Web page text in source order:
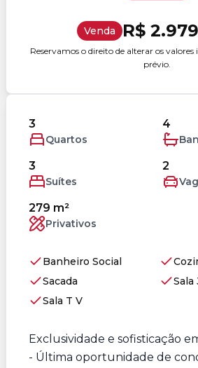
Venda R$
Reservamos o direito de alterar os
prévio.
3
Quartos
4
3
Suítes
2
279 m²
Privativos
Banheiro Social
Sacada
Sala
Sala T V
Exclusividade e sofisticação
- Última oportunidade de